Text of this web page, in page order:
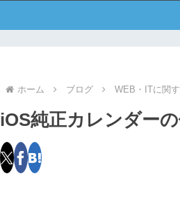
ホーム ブログ WEB・ITに関
iOS純正カレンダー